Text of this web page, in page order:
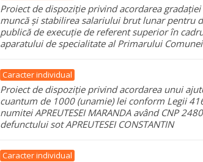
Proiect de dispoziție privind acordarea
muncă și stabilirea salariului brut lunar pentru
publică de execuție de referent superior în
aparatului de specialitate al Primarului
Caracter individual
Proiect de dispoziție privind acordarea unui
cuantum de 1000 (unamie) lei conform Legii
numitei APREUTESEI MARANDA având CNP
defunctului sot APREUTESEI CONSTANTIN
Caracter individual